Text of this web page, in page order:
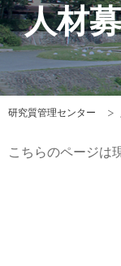
人材
研究質管理センター
こちらのページは